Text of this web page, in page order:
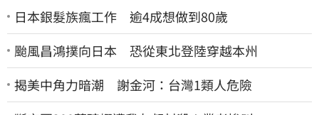
日本銀髮族瘋工作 逾4成想做到80歲
颱風昌鴻撲向日本 恐從東北登陸穿越本州
揭美中角力暗潮 謝金河：台灣1類人危險